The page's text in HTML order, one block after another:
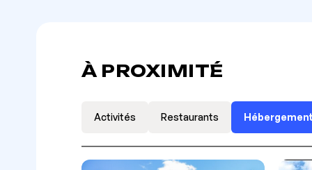
À PROXIMITÉ
Activités Restaurants